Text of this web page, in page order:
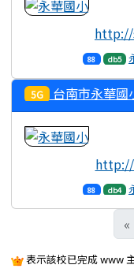
http://
88 db5
5G 台南市永華國
88 db4
«
表示該校已完成 www